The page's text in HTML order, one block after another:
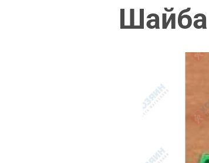
Шайба